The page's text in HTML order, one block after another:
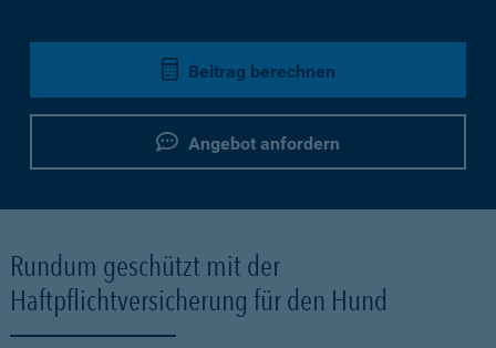
Beitrag berechnen
Angebot anfordern
Rundum geschützt mit der
Haftpflichtversicherung für den Hund